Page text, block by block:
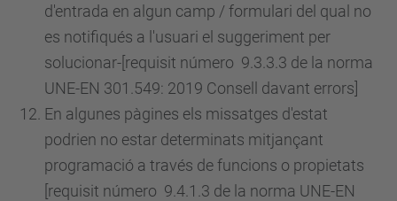
d'entrada en algun camp / formulari del qual no
es notifiqués a l'usuari el suggeriment per
solucionar-[requisit número 9.3.3.3 de la norma
UNE-EN 301.549: 2019 Consell davant errors]
En algunes pàgines els missatges d'estat
podrien no estar determinats mitjançant
programació a través de funcions o propietats
[requisit número 9.4.1.3 de la norma UNE-EN